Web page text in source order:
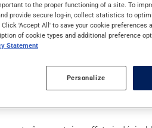
possible que votre
égard aux repas ou aux
to the proper functioning of a site. To
provide secure log-in, collect statistics to
'Accept All' to save your cookie
of cookie types and additional preference
Statement
Personalize